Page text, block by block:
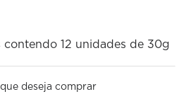
contendo 12 unidades de 30g
deseja comprar